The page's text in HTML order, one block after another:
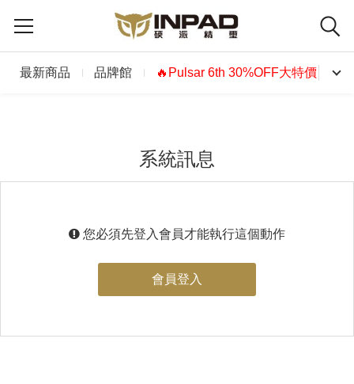
最新商品 品牌館 🔥Pulsar 6th 30%OFF大特價🔥
系統訊息
您必須先登入會員才能執行這個動作
會員登入